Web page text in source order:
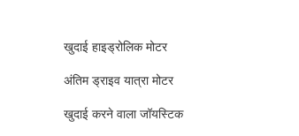
खुदाई हाइड्रोलिक मोटर
अंतिम ड्राइव यात्रा मोटर
खुदाई करने वाला जॉयस्टिक